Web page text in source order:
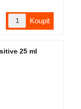
25 ml